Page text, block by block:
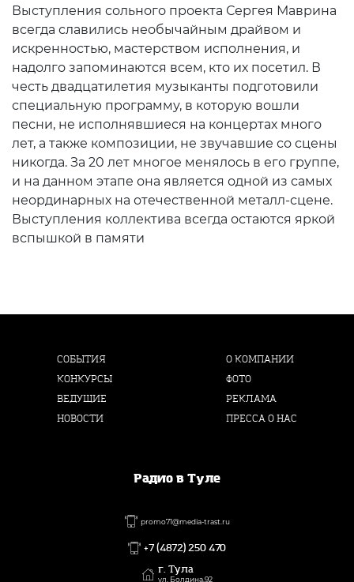
Выступления сольного проекта Сергея Маврина
всегда славились необычайным драйвом и
искренностью, мастерством исполнения, и
надолго запоминаются всем, кто их посетил. В
честь двадцатилетия музыканты подготовили
специальную программу, в которую вошли
песни, не исполнявшиеся на концертах много
лет, а также композиции, не звучавшие со сцены
никогда. За 20 лет многое менялось в его группе,
и на данном этапе она является одной из самых
неординарных на отечественной металл-сцене.
Выступления коллектива всегда остаются яркой
вспышкой в памяти
СОБЫТИЯ
КОНКУРСЫ
ВЕДУЩИЕ
НОВОСТИ
О КОМПАНИИ
ФОТО
РЕКЛАМА
ПРЕССА О НАС
Радио в Туле
promo71@media-trast.ru
+7 (4872) 250 470
г. Тула
ул. Болдина,92